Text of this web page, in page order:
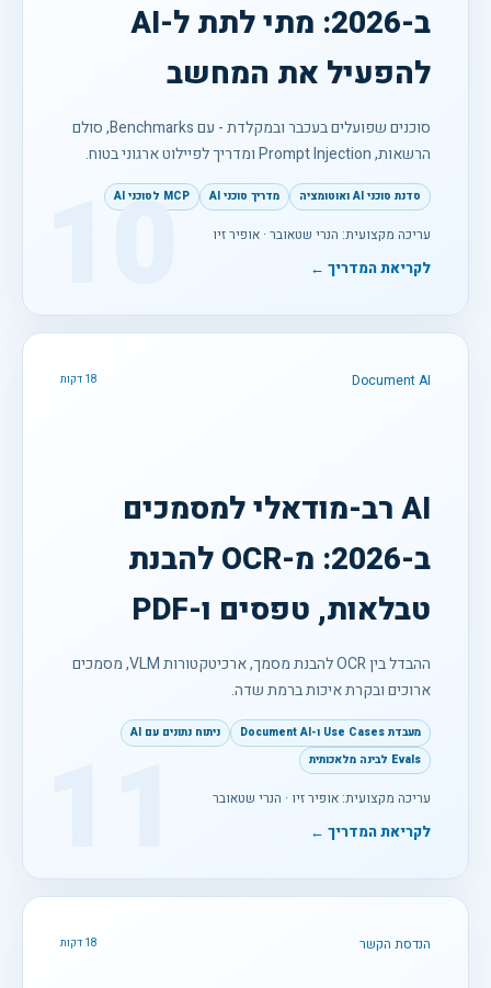
ב-2026: מתי לתת ל-AI
להפעיל את המחשב
סוכנים שפועלים בעכבר ובמקלדת - עם Benchmarks, סולם
הרשאות, Prompt Injection ומדריך לפיילוט ארגוני בטוח.
סדנת סוכני AI ואוטומציה מדריך סוכני AI MCP לסוכני AI
עריכה מקצועית: הנרי שטאובר · אופיר זיו
לקריאת המדריך ← 10
Document AI 18 דקות
AI רב-מודאלי למסמכים
ב-2026: מ-OCR להבנת
טבלאות, טפסים ו-PDF
ההבדל בין OCR להבנת מסמך, ארכיטקטורות VLM, מסמכים
ארוכים ובקרת איכות ברמת שדה.
מעבדת Use Cases ו-Document AI
ניתוח נתונים עם AI
Evals לבינה מלאכותית
עריכה מקצועית: אופיר זיו · הנרי שטאובר
לקריאת המדריך ←
הנדסת הקשר 18 דקות